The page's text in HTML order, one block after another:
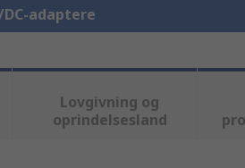
DC-adaptere
Lovgivning og
oprindelsesland